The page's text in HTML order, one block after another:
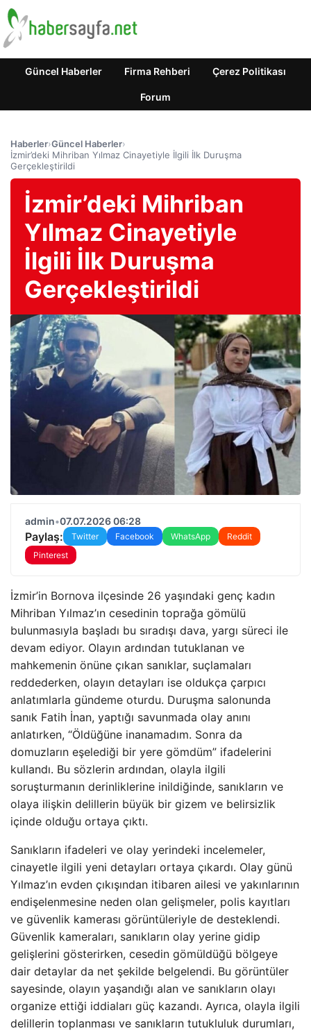
Güncel Haberler Firma Rehberi Çerez Politikası
Forum
Haberler›Güncel Haberler›
İzmir’deki Mihriban Yılmaz Cinayetiyle İlgili İlk Duruşma
Gerçekleştirildi
İzmir’deki Mihriban
Yılmaz Cinayetiyle
İlgili İlk Duruşma
Gerçekleştirildi
admin•07.07.2026 06:28
Paylaş: Twitter Facebook WhatsApp
Reddit
Pinterest
İzmir’in Bornova ilçesinde 26 yaşındaki genç kadın
Mihriban Yılmaz’ın cesedinin toprağa gömülü
bulunmasıyla başladı bu sıradışı dava, yargı süreci ile
devam ediyor. Olayın ardından tutuklanan ve
mahkemenin önüne çıkan sanıklar, suçlamaları
reddederken, olayın detayları ise oldukça çarpıcı
anlatımlarla gündeme oturdu. Duruşma salonunda
sanık Fatih İnan, yaptığı savunmada olay anını
anlatırken, “Öldüğüne inanamadım. Sonra da
domuzların eşelediği bir yere gömdüm” ifadelerini
kullandı. Bu sözlerin ardından, olayla ilgili
soruşturmanın derinliklerine inildiğinde, sanıkların ve
olaya ilişkin delillerin büyük bir gizem ve belirsizlik
içinde olduğu ortaya çıktı.
Sanıkların ifadeleri ve olay yerindeki incelemeler,
cinayetle ilgili yeni detayları ortaya çıkardı. Olay günü
Yılmaz’ın evden çıkışından itibaren ailesi ve yakınlarının
endişelenmesine neden olan gelişmeler, polis kayıtları
ve güvenlik kamerası görüntüleriyle de desteklendi.
Güvenlik kameraları, sanıkların olay yerine gidip
gelişlerini gösterirken, cesedin gömüldüğü bölgeye
dair detaylar da net şekilde belgelendi. Bu görüntüler
sayesinde, olayın yaşandığı alan ve sanıkların olayı
organize ettiği iddiaları güç kazandı. Ayrıca, olayla ilgili
delillerin toplanması ve sanıkların tutukluluk durumları,